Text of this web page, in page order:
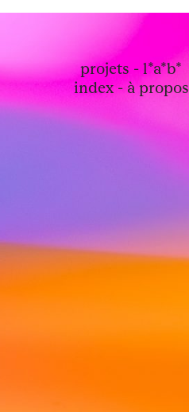
projets
l*a*b*
index
à propos